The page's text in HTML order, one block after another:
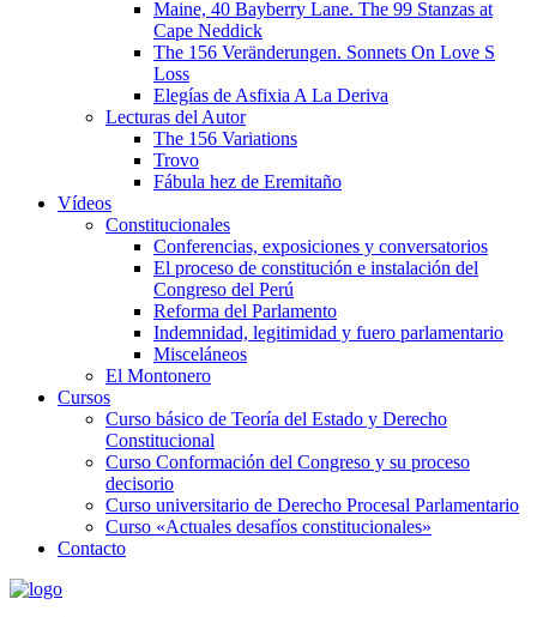
Maine, 40 Bayberry Lane. The 99 Stanzas at
Cape Neddick
The 156 Veränderungen. Sonnets On Love S
Loss
Elegías de Asfixia A La Deriva
Lecturas del Autor
The 156 Variations
Trovo
Fábula hez de Eremitaño
Vídeos
Constitucionales
Conferencias, exposiciones y conversatorios
El proceso de constitución e instalación del
Congreso del Perú
Reforma del Parlamento
Indemnidad, legitimidad y fuero parlamentario
Misceláneos
El Montonero
Cursos
Curso básico de Teoría del Estado y Derecho
Constitucional
Curso Conformación del Congreso y su proceso
decisorio
Curso universitario de Derecho Procesal Parlamentario
Curso «Actuales desafíos constitucionales»
Contacto